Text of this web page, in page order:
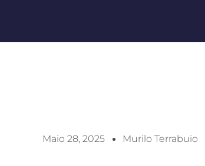
Maio 28, 2025 Murilo Terrabuio